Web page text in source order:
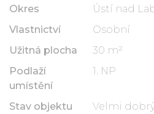
Okres
Ústí nad
Vlastnictví
Osobní
Užitná plocha
30 m²
Podlaží
umístění
1. NP
Stav objektu
Velmi